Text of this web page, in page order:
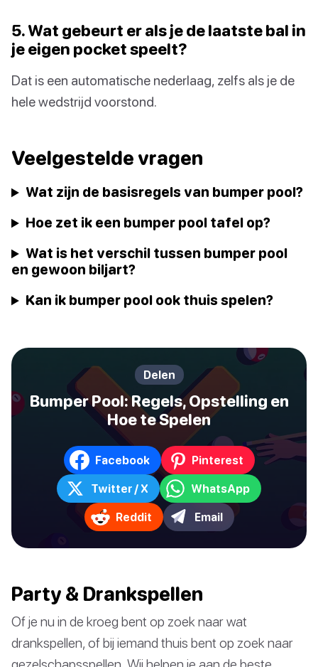
5. Wat gebeurt er als je de laatste bal in
je eigen pocket speelt?
Dat is een automatische nederlaag, zelfs als je de
hele wedstrijd voorstond.
Veelgestelde vragen
Wat zijn de basisregels van bumper pool?
Hoe zet ik een bumper pool tafel op?
Wat is het verschil tussen bumper pool
en gewoon biljart?
Kan ik bumper pool ook thuis spelen?
Delen
Bumper Pool: Regels, Opstelling en
Hoe te Spelen
Facebook Pinterest
Twitter / X WhatsApp
Reddit Email
Party & Drankspellen
Of je nu in de kroeg bent op zoek naar wat
drankspellen, of bij iemand thuis bent op zoek naar